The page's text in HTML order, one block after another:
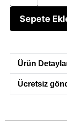
Sepete
Ürün
Ücretsiz